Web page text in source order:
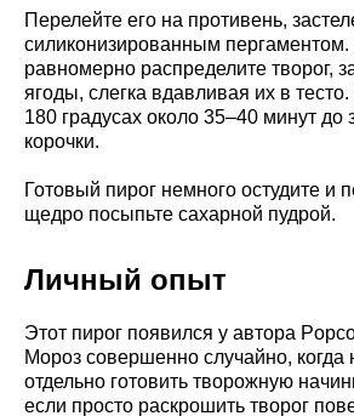
Перелейте его на противень,
силиконизированным
равномерно распределите творог,
ягоды, слегка вдавливая их в
180 градусах около 35–40 минут до
корочки.
Готовый пирог немного остудите и
щедро посыпьте сахарной пудрой.
Личный опыт
Этот пирог появился у автора
Мороз совершенно случайно, когда
отдельно готовить творожную
если просто раскрошить творог